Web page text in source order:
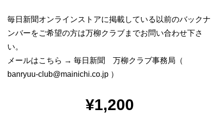
毎日新聞オンラインストアに掲載している以前のバックナ
ンバーをご希望の方は万柳クラブまでお問い合わせ下さ
い。
メールはこちら → 毎日新聞 万柳クラブ事務局（
banryuu-club@mainichi.co.jp ）
¥1,200